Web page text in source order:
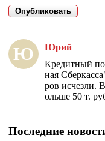
Ю Юрий
Кредитный
ная
ров исчезли.
ольше 50 т.
Последние